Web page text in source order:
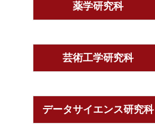
薬学研究科
芸術工学研究科
データサイエンス研究科